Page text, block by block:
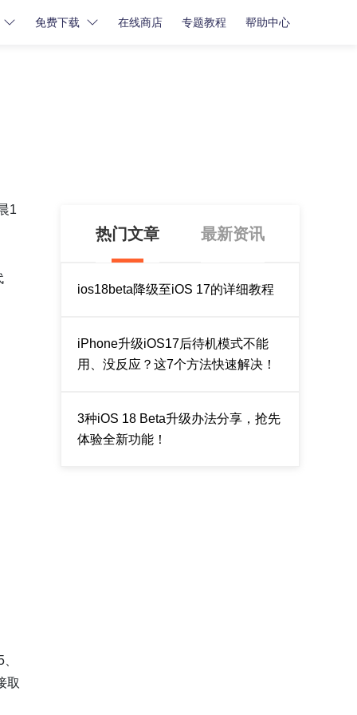
免费下载 在线商店 专题教程 帮助中心
1
取
热门文章 最新资讯
ios18beta降级至iOS 17的详细教程
iPhone升级iOS17后待机模式不能
用、没反应？这7个方法快速解决！
3种iOS 18 Beta升级办法分享，抢先
体验全新功能！